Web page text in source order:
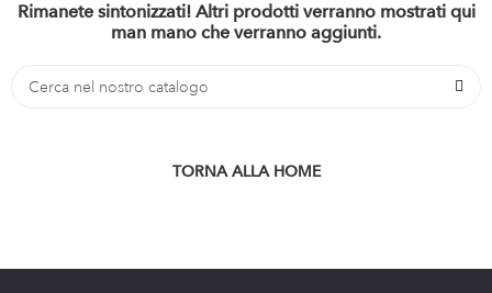
Rimanete sintonizzati! Altri prodotti verranno mostrati qui
man mano che verranno aggiunti.
TORNA ALLA HOME